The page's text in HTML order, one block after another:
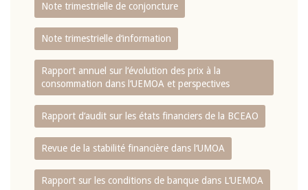
Note trimestrielle de conjoncture
Note trimestrielle d‘information
Rapport annuel sur l‘évolution des prix à la
consommation dans l‘UEMOA et perspectives
Rapport d‘audit sur les états financiers de la BCEAO
Revue de la stabilité financière dans l‘UMOA
Rapport sur les conditions de banque dans L‘UEMOA